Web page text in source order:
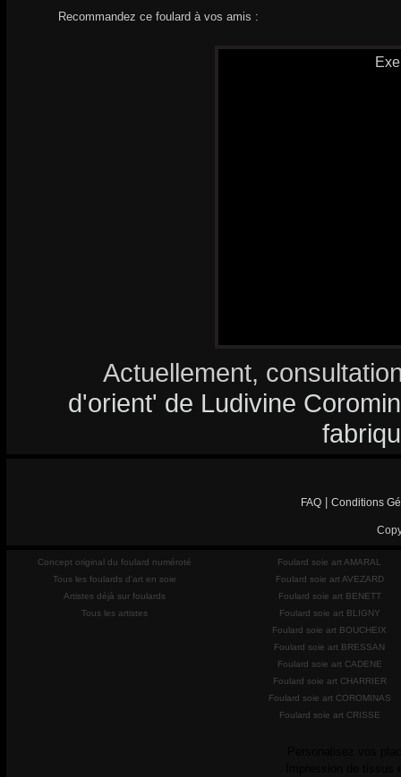
Recommandez ce foulard à vos amis :
Actuellement,
d'orient' de Ludivine
FAQ Conditions
Concept original du foulard numéroté
Tous les foulards d'art en soie
Artistes déjà sur foulards
Tous les artistes
Foulard soie art AMARAL
Foulard soie art AVEZARD
Foulard soie art BENETT
Foulard soie art BLIGNY
Foulard soie art BOUCHEIX
Foulard soie art BRESSAN
Foulard soie art CADENE
Foulard soie art CHARRIER
Foulard soie art COROMINAS
Foulard soie art CRISSE